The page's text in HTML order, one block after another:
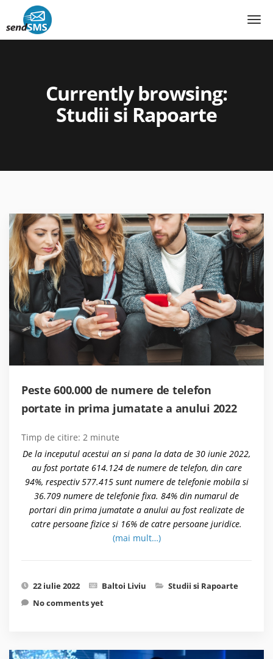
Currently browsing:
Studii si Rapoarte
Peste 600.000 de numere de telefon
portate in prima jumatate a anului 2022
Timp de citire: 2 minute
De la inceputul acestui an si pana la data de 30 iunie 2022,
au fost portate 614.124 de numere de telefon, din care
94%, respectiv 577.415 sunt numere de telefonie mobila si
36.709 numere de telefonie fixa. 84% din numarul de
portari din prima jumatate a anului au fost realizate de
catre persoane fizice si 16% de catre persoane juridice.
(mai mult…)
22 iulie 2022 Baltoi Liviu
Studii si Rapoarte
No comments yet